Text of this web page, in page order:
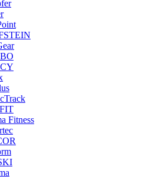
Fitness